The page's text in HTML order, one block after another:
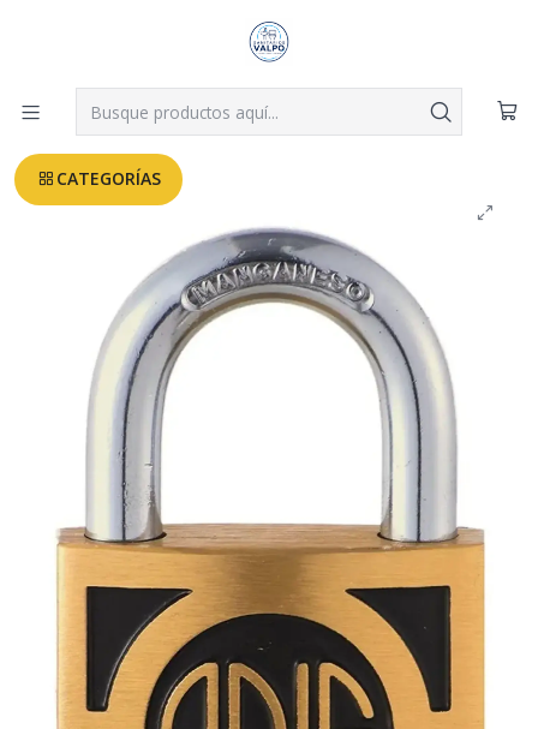
CATEGORÍAS
Despachos a todo Valparaíso, Viña, Quilpué y Villa Alemana desde
Leer más
Inicio FERRETERIA Candado Odis 50mm Modelo 350